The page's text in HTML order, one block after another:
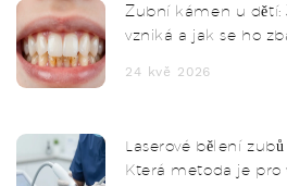
Zubní kámen u dětí:
vzniká a jak se ho
24 kvě 2026
Laserové bělení
Která metoda je pro